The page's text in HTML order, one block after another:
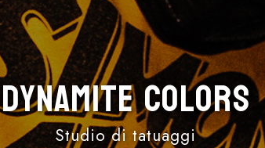
Dynamite Colors
Studio di tatuaggi